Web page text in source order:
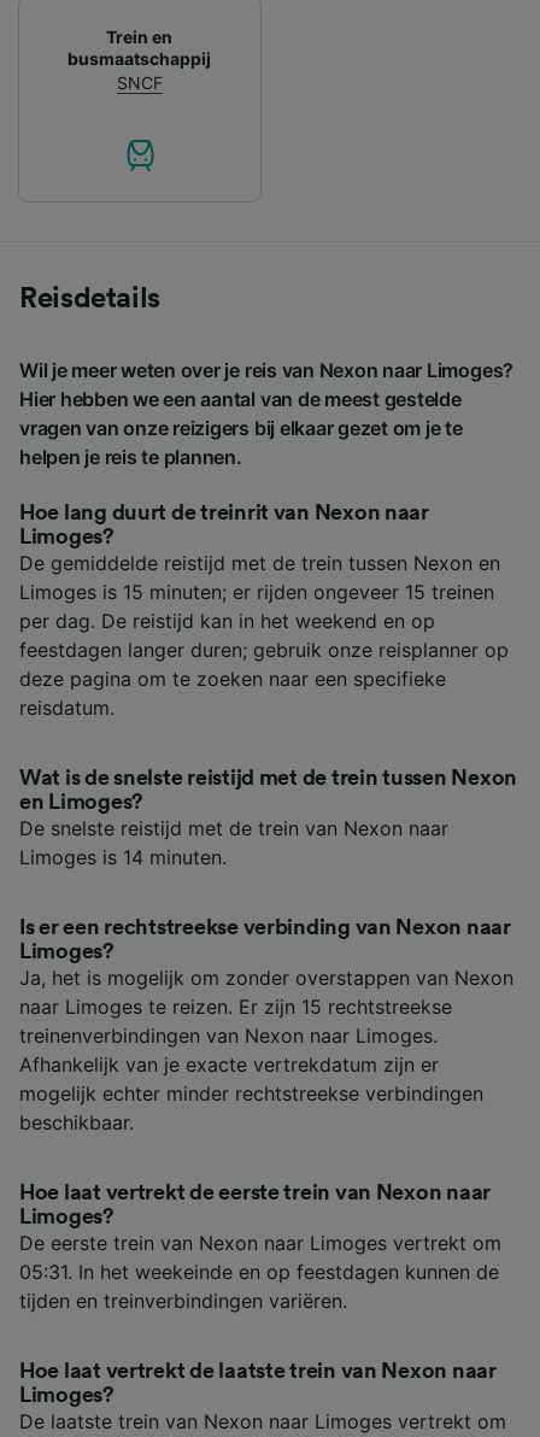
Trein en
busmaatschappij
SNCF
Reisdetails
Wil je meer weten over je reis van Nexon naar Limoges?
Hier hebben we een aantal van de meest gestelde
vragen van onze reizigers bij elkaar gezet om je te
helpen je reis te plannen.
Hoe lang duurt de treinrit van Nexon naar
Limoges?
De gemiddelde reistijd met de trein tussen Nexon en
Limoges is 15 minuten; er rijden ongeveer 15 treinen
per dag. De reistijd kan in het weekend en op
feestdagen langer duren; gebruik onze reisplanner op
deze pagina om te zoeken naar een specifieke
reisdatum.
Wat is de snelste reistijd met de trein tussen Nexon
en Limoges?
De snelste reistijd met de trein van Nexon naar
Limoges is 14 minuten.
Is er een rechtstreekse verbinding van Nexon naar
Limoges?
Ja, het is mogelijk om zonder overstappen van Nexon
naar Limoges te reizen. Er zijn 15 rechtstreekse
treinenverbindingen van Nexon naar Limoges.
Afhankelijk van je exacte vertrekdatum zijn er
mogelijk echter minder rechtstreekse verbindingen
beschikbaar.
Hoe laat vertrekt de eerste trein van Nexon naar
Limoges?
De eerste trein van Nexon naar Limoges vertrekt om
05:31. In het weekeinde en op feestdagen kunnen de
tijden en treinverbindingen variëren.
Hoe laat vertrekt de laatste trein van Nexon naar
Limoges?
De laatste trein van Nexon naar Limoges vertrekt om